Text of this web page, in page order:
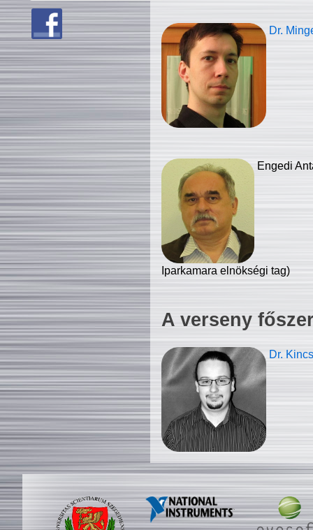
Dr.
Engedi
Iparkamara elnökségi tag)
A verseny
Dr.